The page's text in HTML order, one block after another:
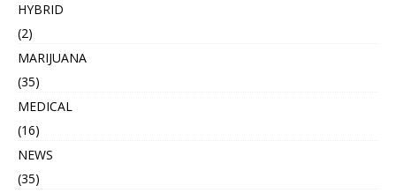
HYBRID
(2)
MARIJUANA
(35)
MEDICAL
(16)
NEWS
(35)